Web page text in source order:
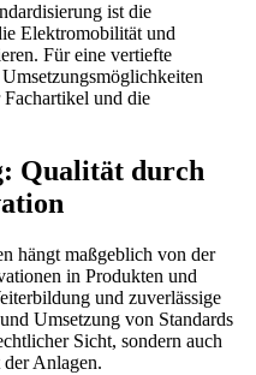
ist die
Elektromobilität und
Für eine vertiefte
und die
Qualität durch
hängt maßgeblich von der
in Produkten und
und zuverlässige
Umsetzung von Standards
Sicht, sondern auch
Anlagen.